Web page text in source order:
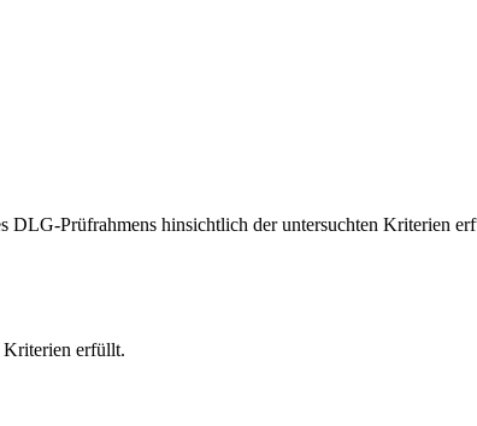
DLG-Prüfrahmens hinsichtlich der untersuchten Kriterien
Kriterien erfüllt.